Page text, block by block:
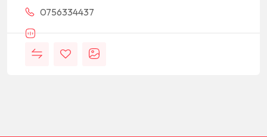
0756334437